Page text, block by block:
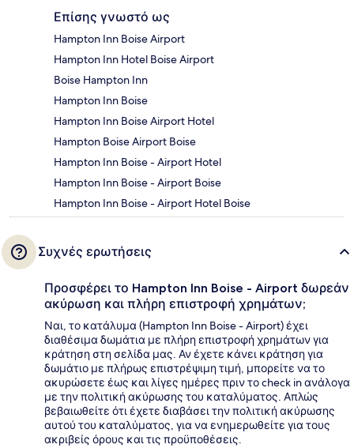
Επίσης γνωστό ως
Hampton Inn Boise Airport
Hampton Inn Hotel Boise Airport
Boise Hampton Inn
Hampton Inn Boise
Hampton Inn Boise Airport Hotel
Hampton Boise Airport Boise
Hampton Inn Boise - Airport Hotel
Hampton Inn Boise - Airport Boise
Hampton Inn Boise - Airport Hotel Boise
Συχνές ερωτήσεις
Προσφέρει το Hampton Inn Boise - Airport δωρεάν
ακύρωση και πλήρη επιστροφή χρημάτων;
Ναι, το κατάλυμα (Hampton Inn Boise - Airport) έχει
διαθέσιμα δωμάτια με πλήρη επιστροφή χρημάτων για
κράτηση στη σελίδα μας. Αν έχετε κάνει κράτηση για
δωμάτιο με πλήρως επιστρέψιμη τιμή, μπορείτε να το
ακυρώσετε έως και λίγες ημέρες πριν το check in ανάλογα
με την πολιτική ακύρωσης του καταλύματος. Απλώς
βεβαιωθείτε ότι έχετε διαβάσει την πολιτική ακύρωσης
αυτού του καταλύματος, για να ενημερωθείτε για τους
ακριβείς όρους και τις προϋποθέσεις.